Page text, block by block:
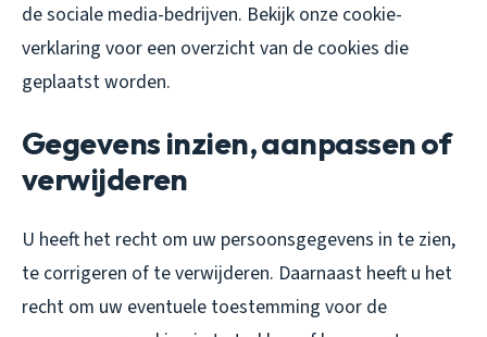
de sociale media-bedrijven. Bekijk onze cookie-
verklaring voor een overzicht van de cookies die
geplaatst worden.
Gegevens inzien, aanpassen of
verwijderen
U heeft het recht om uw persoonsgegevens in te zien,
te corrigeren of te verwijderen. Daarnaast heeft u het
recht om uw eventuele toestemming voor de